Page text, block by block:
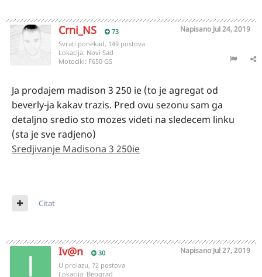
Crni_NS 73 Napisano Jul 24, 2019
Svrati ponekad, 149 postova
Lokacija: Novi Sad
Motocikl: F650 GS
Ja prodajem madison 3 250 ie (to je agregat od
beverly-ja kakav trazis. Pred ovu sezonu sam ga
detaljno sredio sto mozes videti na sledecem linku
(sta je sve radjeno)
Sredjivanje Madisona 3 250ie
Citat
Iv@n 30 Napisano Jul 27, 2019
U prolazu, 72 postova
Lokacija: Beograd